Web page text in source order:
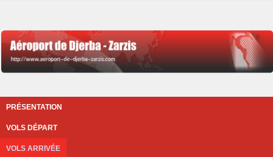
PRÉSENTATION
VOLS DÉPART
VOLS ARRIVÉE